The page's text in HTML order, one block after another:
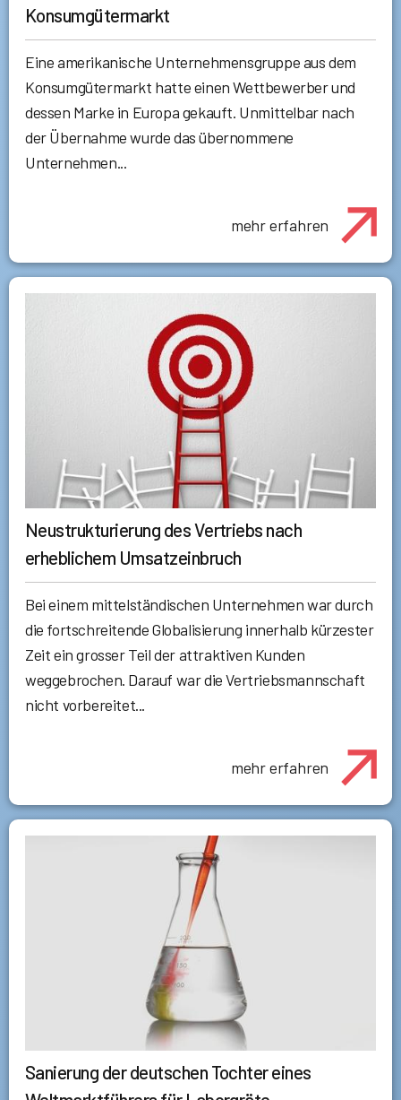
Konsumgütermarkt
Eine amerikanische Unternehmensgruppe aus dem
Konsumgütermarkt hatte einen Wettbewerber und
dessen Marke in Europa gekauft. Unmittelbar nach
der Übernahme wurde das übernommene
Unternehmen...
mehr erfahren
Neustrukturierung des Vertriebs nach
erheblichem Umsatzeinbruch
Bei einem mittelständischen Unternehmen war durch
die fortschreitende Globalisierung innerhalb kürzester
Zeit ein grosser Teil der attraktiven Kunden
weggebrochen. Darauf war die Vertriebsmannschaft
nicht vorbereitet...
mehr erfahren
Sanierung der deutschen Tochter eines